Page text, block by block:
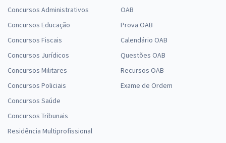
Concursos Administrativos
Concursos Educação
Concursos Fiscais
Concursos Jurídicos
Concursos Militares
Concursos Policiais
Concursos Saúde
Concursos Tribunais
Residência Multiprofissional
OAB
Prova OAB
Calendário OAB
Questões OAB
Recursos OAB
Exame de Ordem